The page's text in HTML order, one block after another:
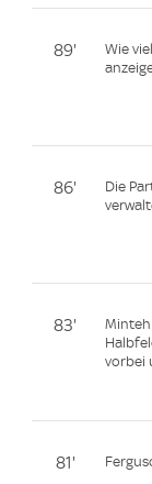
89'
Wie
86'
Die
83'
vorbei
81'